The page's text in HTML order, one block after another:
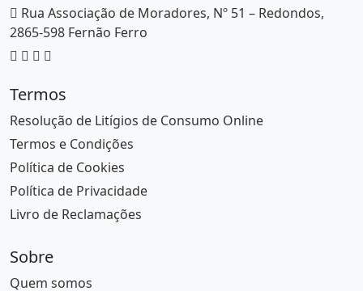
Rua Associação de Moradores, Nº 51 – Redondos,
2865-598 Fernão Ferro
Termos
Resolução de Litígios de Consumo Online
Termos e Condições
Política de Cookies
Política de Privacidade
Livro de Reclamações
Sobre
Quem somos